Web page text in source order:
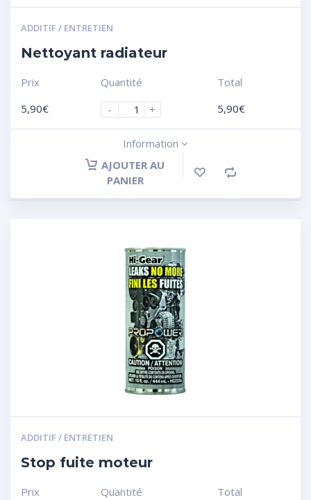
ADDITIF / ENTRETIEN
Nettoyant radiateur
Prix
5,90€
Quantité
-
+
Total
5,90€
Information
AJOUTER AU
PANIER
ADDITIF / ENTRETIEN
Stop fuite moteur
Prix Quantité Total